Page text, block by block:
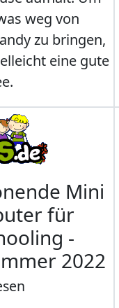
weg von
zu bringen,
eine gute
Mini
für
-
2022